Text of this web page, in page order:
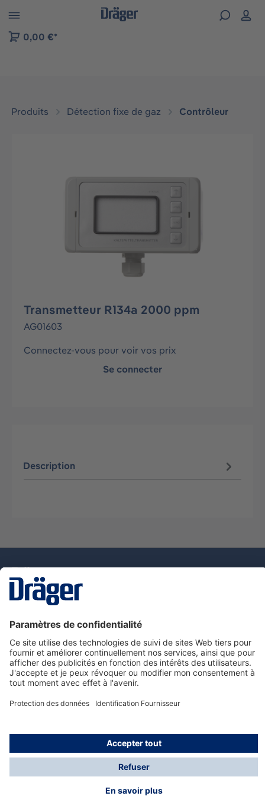
to B2B platform navigation
0,00 €*
Produits Détection fixe de gaz Contrôleur
Transmetteur R134a 2000 ppm
AG01603
Connectez-vous pour voir vos prix
Se connecter
Description
Nous contacter
Service de e-commande Dräger
Informations sur les produits
© Dräger France SAS, 2024
*Prix hors taxe. Frais de gestion et de livraison standard
offerts; Indépendamment de la valeur ou du volume de